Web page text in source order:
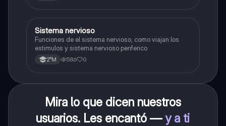
SBiología
Sistema nervioso
Funciones de el sistema nervioso, como viajan los
estimulos y sistema nervioso periferico
2°M 586 0
Mira lo que dicen nuestros
usuarios. Les encantó —y a ti